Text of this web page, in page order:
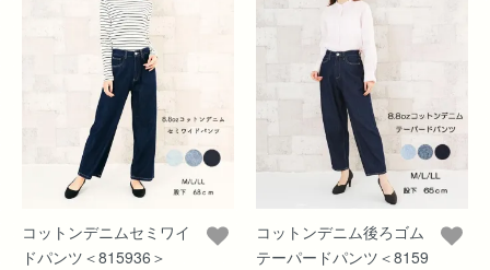
コットンデニムセミワイ
ドパンツ＜815936＞
コットンデニム後ろゴム
テーパードパンツ＜8159